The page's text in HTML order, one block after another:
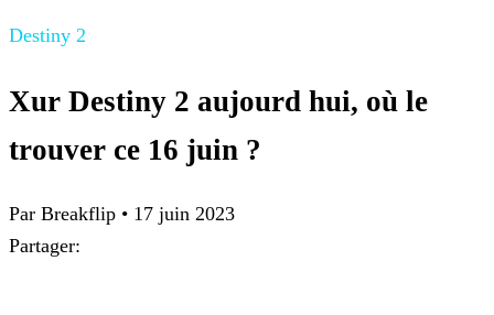
Destiny 2
Xur Destiny 2 aujourd hui, où le
trouver ce 16 juin ?
Par Breakflip • 17 juin 2023
Partager: